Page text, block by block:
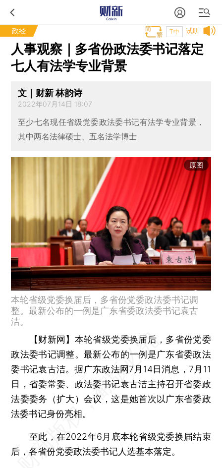
政经 试听
T中
人事观察｜多省份政法委书记落定
七人有法学专业背景
文｜财新 林韵诗
2022年07月14日 18:07
至少七名现任省级党委政法委书记有法学专业背景，
其中两名法律硕士、五名法学博士
原图
本轮省级党委换届后，多省份党委政法委书记调
整。最新公布的一例是广东省委政法委书记袁古
洁。
【财新网】 本轮省级党委换届后，多省份党委
政法委书记调整。最新公布的一例是广东省委政法
委书记袁古洁。据广东政法网7月14日消息，7月11
日，省委常委、政法委书记袁古洁主持召开省委政
法委委务（扩大）会议，这是她首次以广东省委政
法委书记身份亮相。
至此，在2022年6月底本轮省级党委换届结束
后，各省份党委政法委书记人选基本落定。